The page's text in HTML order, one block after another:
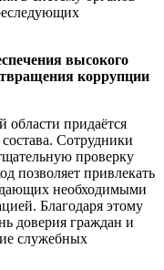
высокого
коррупции
придаётся
Сотрудники
проверку
позволяет привлекать
необходимыми
Благодаря этому
доверия граждан и
служебных